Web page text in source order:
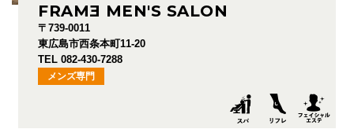
FRAME MEN'S SALON
〒739-0011
東広島市西条本町11-20
TEL 082-430-7288
メンズ専門